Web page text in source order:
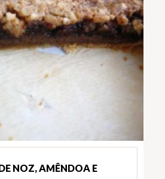
NOZ, AMÊNDOA E